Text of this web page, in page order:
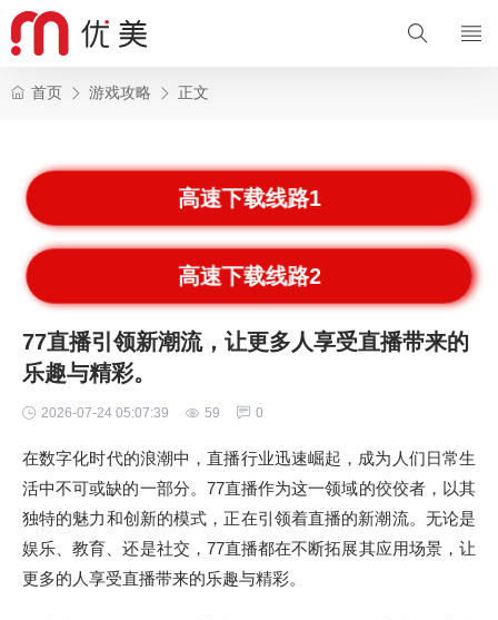
首页 游戏攻略 正文
高速下载线路1
高速下载线路2
77直播引领新潮流，让更多人享受直播带来的
乐趣与精彩。
2026-07-24 05:07:39 59 0
在数字化时代的浪潮中，直播行业迅速崛起，成为人们日常生
活中不可或缺的一部分。77直播作为这一领域的佼佼者，以其
独特的魅力和创新的模式，正在引领着直播的新潮流。无论是
娱乐、教育、还是社交，77直播都在不断拓展其应用场景，让
更多的人享受直播带来的乐趣与精彩。